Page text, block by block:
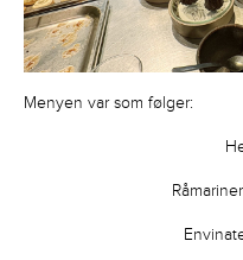
​Menyen var som følger: